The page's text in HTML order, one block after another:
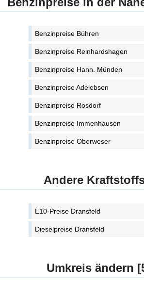
Benzinpreise Bühren
Benzinpreise Reinhardshagen
Benzinpreise Hann. Münden
Benzinpreise Adelebsen
Benzinpreise Rosdorf
Benzinpreise Immenhausen
Benzinpreise Oberweser
Andere
E10-Preise Dransfeld
Dieselpreise Dransfeld
Umkreis ändern